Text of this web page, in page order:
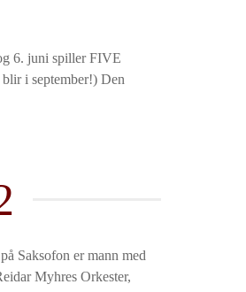
6. juni spiller FIVE
i september!) Den
Saksofon er mann med
Myhres Orkester,